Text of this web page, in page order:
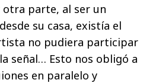
otra parte, al ser un
su casa, existía el
no pudiera participar
señal… Esto nos obligó a
en paralelo y